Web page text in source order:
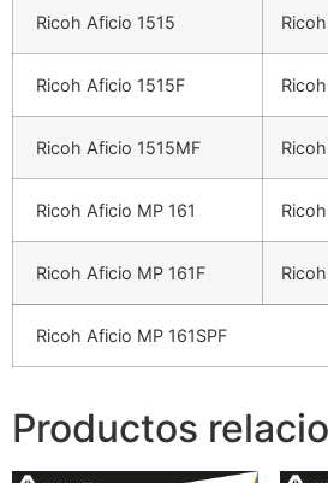
Ricoh Aficio 1515
Ricoh Aficio 1515F
Ricoh Aficio 1515MF
Ricoh Aficio MP 161
Ricoh Aficio MP 161F
Ricoh Aficio MP 161SPF
Productos